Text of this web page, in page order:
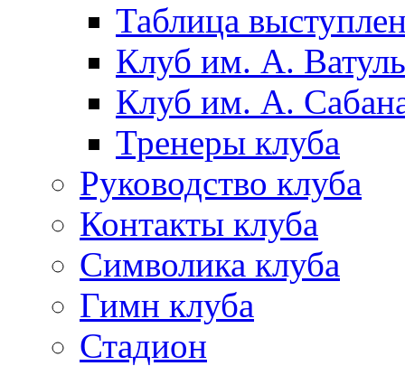
Таблица
Клуб им. А.
Клуб им. А.
Тренеры клуба
Руководство клуба
Контакты клуба
Символика клуба
Гимн клуба
Стадион